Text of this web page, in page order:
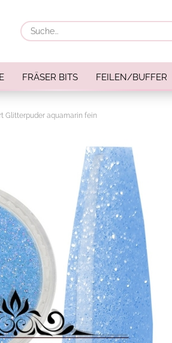
FRÄSER BITS FEILEN/BUFFER
Glitterpuder aquamarin fein